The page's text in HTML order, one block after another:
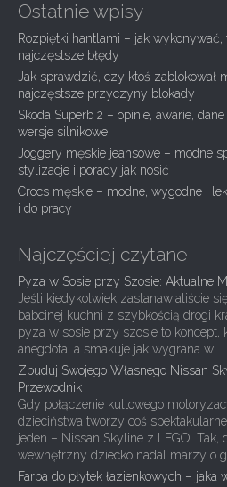
a
v
i
g
a
t
i
o
Ostatnie wpisy
Rozpiętki hantlami – jak wykonywać,
najczęstsze błędy
Jak sprawdzić, czy ktoś zablokował
najczęstsze przyczyny blokady
Skoda Superb 2 – opinie, awarie,
wersje silnikowe
Joggery męskie jeansowe – modne
stylizacje i porady jak nosić
Crocs męskie – modne, wygodne i
i do pracy
Najczęściej czytane
Pyza w Sosie przy Szosie: Aktualne
Jeśli kiedykolwiek zastanawialiście
babcinej kuchni z szybkością drogi
pyza w sosie przy szosie to koncept,
anegdota, a smakuje jak wygrana w …
Zbuduj Swojego Własnego Nissan
Przewodnik
Gdy połączenie kultowego
dzieciństwa tworzy coś
jeden – Nissan Skyline z LEGO.
wewnętrzny dziecko nadal marzy o
Farba do płytek łazienkowych –